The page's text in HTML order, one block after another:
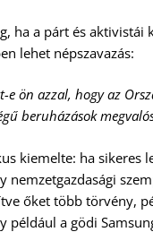
ha a párt és aktivistái
lehet népszavazás:
e ön azzal, hogy az
beruházások
kiemelte: ha sikeres
nemzetgazdasági
őket több törvény,
például a gödi